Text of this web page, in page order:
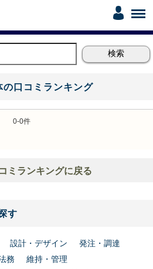
口コミランキング
0-0件
ミランキングに戻る
す
設計・デザイン
発注・調達
務
維持・管理